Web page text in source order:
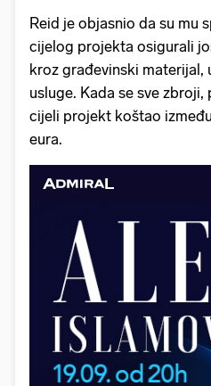
Reid je objasnio da su mu
cijelog projekta osigurali
kroz građevinski materijal,
usluge. Kada se sve
cijeli projekt koštao
eura.